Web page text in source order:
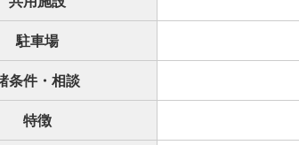
駐車場
条件・相談
特徴